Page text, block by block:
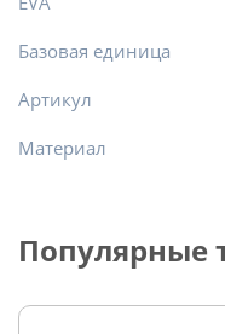
Базовая единица
Артикул
Материал
Популярные